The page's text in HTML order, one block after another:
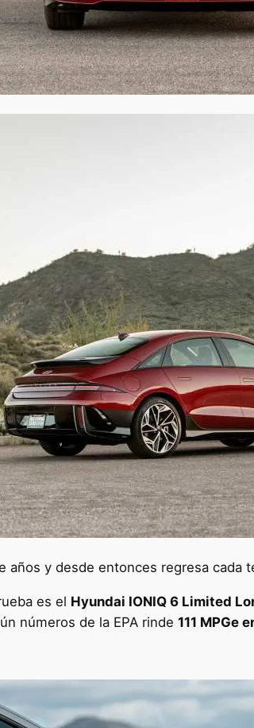
años y desde entonces regresa cada
es el Hyundai IONIQ 6 Limited
números de la EPA rinde 111 MPGe